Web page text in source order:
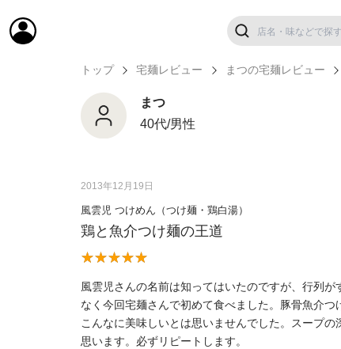
トップ 宅麺レビュー まつの宅麺レビュー
まつ
40代/男性
2013年12月19日
風雲児 つけめん（つけ麺・鶏白湯）
鶏と魚介つけ麺の王道
風雲児さんの名前は知ってはいたのですが、行列
なく今回宅麺さんで初めて食べました。豚骨魚介
こんなに美味しいとは思いませんでした。スープの
思います。必ずリピートします。